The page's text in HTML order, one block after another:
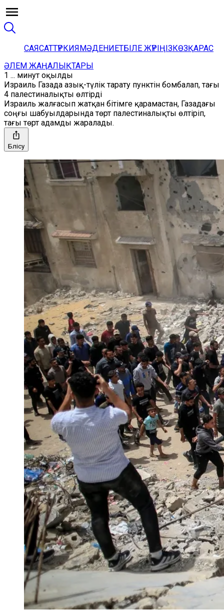
САЯСАТТҮРКИЯМӘДЕНИЕТБІЛЕ ЖҮРІҢІЗКӨЗҚАРАС
ӘЛЕМ ЖАҢАЛЫҚТАРЫ
1 ... минут оқылды
Израиль Газада азық-түлік тарату пунктін бомбалап, тағы
4 палестиналықты өлтірді
Израиль жалғасып жатқан бітімге қарамастан, Газадағы
соңғы шабуылдарында төрт палестиналықты өлтіріп,
тағы төрт адамды жаралады.
Бөлісу